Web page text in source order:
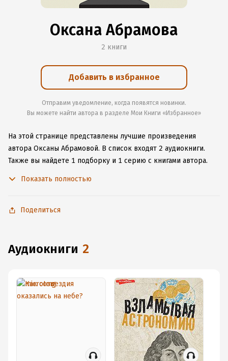
Оксана Абрамова
2 книги
Добавить в избранное
Отправим уведомление, когда появятся новинки.
Вы можете найти автора в разделе Мои Книги «Избранное»
На этой странице представлены лучшие произведения
автора Оксаны Абрамовой. В список входят 2 аудиокниги.
Также вы найдете 1 подборку и 1 серию с книгами автора.
произведениями даже без подключения к интернету.
Показать полностью
Поделиться
аудиокниги 2